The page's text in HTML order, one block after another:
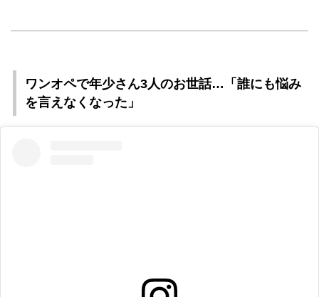
ワンオペで年少さん3人のお世話…「誰にも悩み
を言えなくなった」